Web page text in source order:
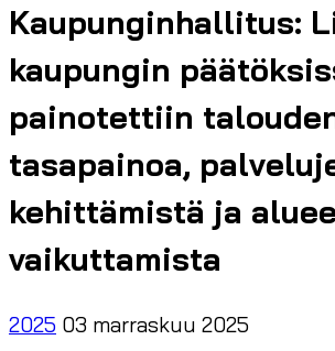
Kaupunginhallitus:
kaupungin
painotettiin
tasapainoa,
kehittämistä ja
vaikuttamista
2025 03 marraskuu 2025